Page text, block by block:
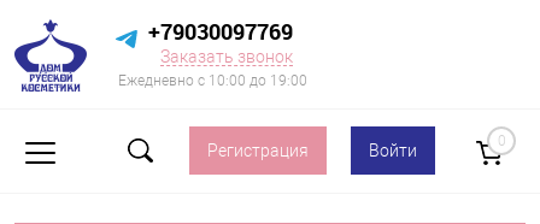
+79030097769
Заказать звонок
Ежедневно с 10:00 до 19:00
Регистрация Войти 0